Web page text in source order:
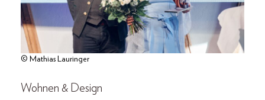
© Mathias Lauringer
Wohnen & Design